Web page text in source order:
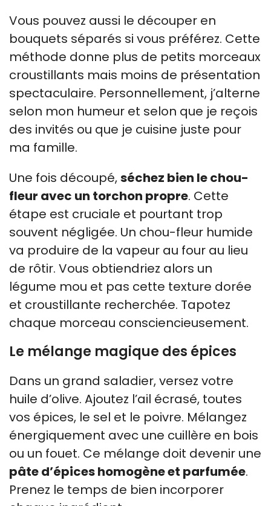
Vous pouvez aussi le découper en
bouquets séparés si vous préférez. Cette
méthode donne plus de petits morceaux
croustillants mais moins de présentation
spectaculaire. Personnellement, j’alterne
selon mon humeur et selon que je reçois
des invités ou que je cuisine juste pour
ma famille.
Une fois découpé,séchez bien le chou-
fleur avec un torchon propre. Cette
étape est cruciale et pourtant trop
souvent négligée. Un chou-fleur humide
va produire de la vapeur au four au lieu
de rôtir. Vous obtiendriez alors un
légume mou et pas cette texture dorée
et croustillante recherchée. Tapotez
chaque morceau consciencieusement.
Le mélange magique des épices
Dans un grand saladier, versez votre
huile d’olive. Ajoutez l’ail écrasé, toutes
vos épices, le sel et le poivre. Mélangez
énergiquement avec une cuillère en bois
ou un fouet. Ce mélange doit devenir une
pâte d’épices homogène et parfumée.
Prenez le temps de bien incorporer